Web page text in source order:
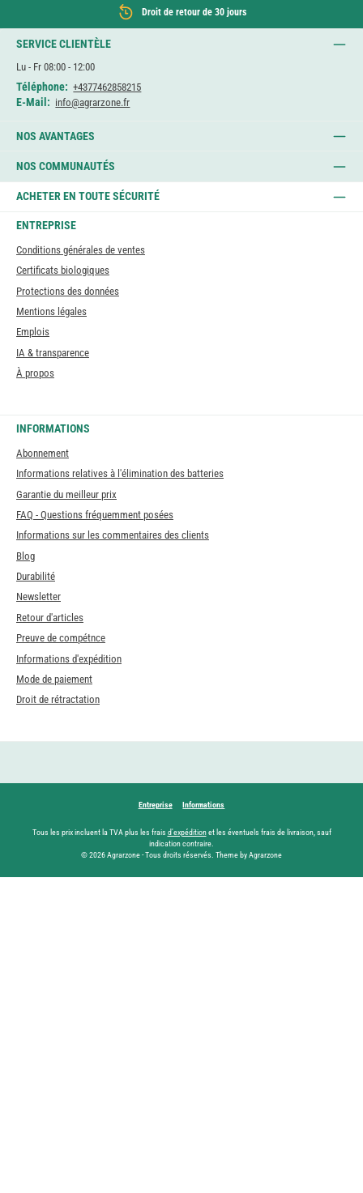
Droit de retour de 30 jours
SERVICE CLIENTÈLE
Lu - Fr 08:00 - 12:00
Téléphone: +4377462858215
E-Mail: info@agrarzone.fr
NOS AVANTAGES
NOS COMMUNAUTÉS
ACHETER EN TOUTE SÉCURITÉ
ENTREPRISE
Conditions générales de ventes
Certificats biologiques
Protections des données
Mentions légales
Emplois
IA & transparence
À propos
INFORMATIONS
Abonnement
Informations relatives à l'élimination des batteries
Garantie du meilleur prix
FAQ - Questions fréquemment posées
Informations sur les commentaires des clients
Blog
Durabilité
Newsletter
Retour d'articles
Preuve de compétnce
Informations d'expédition
Mode de paiement
Droit de rétractation
Entreprise Informations
Tous les prix incluent la TVA plus les frais d'expéditionet les éventuels frais de livraison, sauf
indication contraire.
© 2026 Agrarzone - Tous droits réservés. Theme by Agrarzone